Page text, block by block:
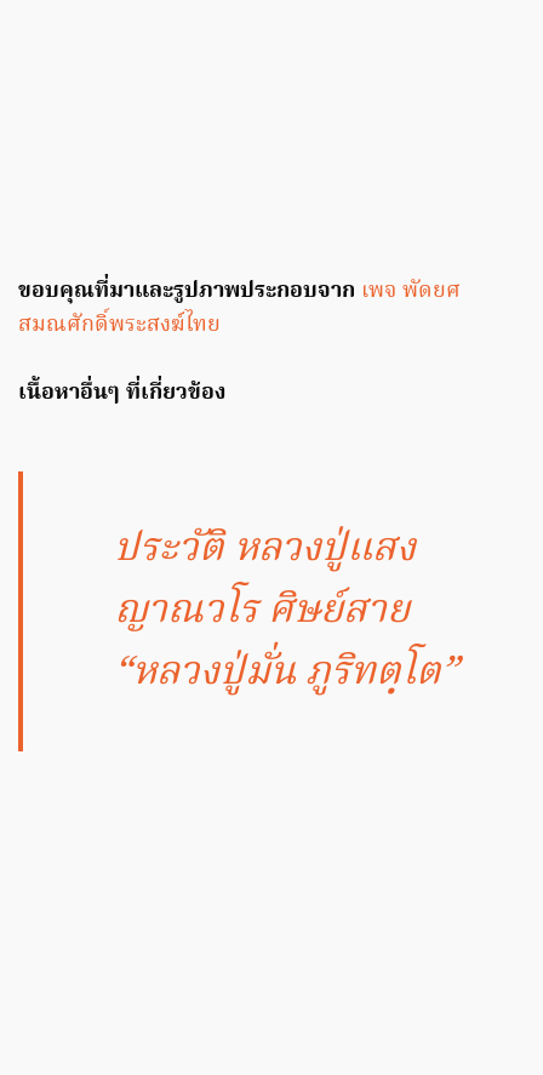
ขอบคุณที่มาและรูปภาพประกอบจาก เพจ พัดยศ
สมณศักดิ์พระสงฆ์ไทย
เนื้อหาอื่นๆ ที่เกี่ยวข้อง
ประวัติ หลวงปู่แสง
ญาณวโร ศิษย์สาย
“หลวงปู่มั่น ภูริทตฺโต”